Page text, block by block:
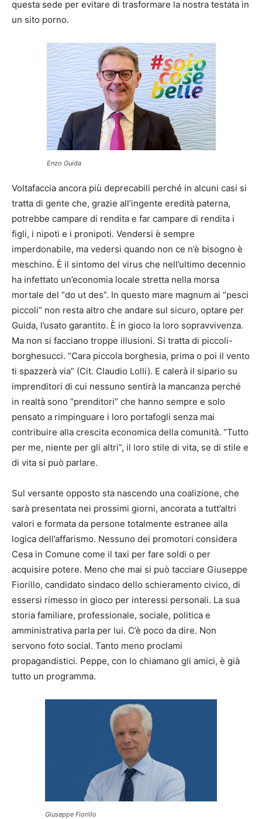
questa sede per evitare di trasformare la nostra testata in
un sito porno.
Enzo Guida
Voltafaccia ancora più deprecabili perché in alcuni casi si
tratta di gente che, grazie all’ingente eredità paterna,
potrebbe campare di rendita e far campare di rendita i
figli, i nipoti e i pronipoti. Vendersi è sempre
imperdonabile, ma vedersi quando non ce n’è bisogno è
meschino. È il sintomo del virus che nell’ultimo decennio
ha infettato un’economia locale stretta nella morsa
mortale del “do ut des”. In questo mare magnum ai “pesci
piccoli” non resta altro che andare sul sicuro, optare per
Guida, l’usato garantito. È in gioco la loro sopravvivenza.
Ma non si facciano troppe illusioni. Si tratta di piccoli-
borghesucci. “Cara piccola borghesia, prima o poi il vento
ti spazzerà via” (Cit. Claudio Lolli). E calerà il sipario su
imprenditori di cui nessuno sentirà la mancanza perché
in realtà sono “prenditori” che hanno sempre e solo
pensato a rimpinguare i loro portafogli senza mai
contribuire alla crescita economica della comunità. “Tutto
per me, niente per gli altri”, il loro stile di vita, se di stile e
di vita si può parlare.
Sul versante opposto sta nascendo una coalizione, che
sarà presentata nei prossimi giorni, ancorata a tutt’altri
valori e formata da persone totalmente estranee alla
logica dell’affarismo. Nessuno dei promotori considera
Cesa in Comune come il taxi per fare soldi o per
acquisire potere. Meno che mai si può tacciare Giuseppe
Fiorillo, candidato sindaco dello schieramento civico, di
essersi rimesso in gioco per interessi personali. La sua
storia familiare, professionale, sociale, politica e
amministrativa parla per lui. C’è poco da dire. Non
servono foto social. Tanto meno proclami
propagandistici. Peppe, con lo chiamano gli amici, è già
tutto un programma.
Giuseppe Fiorillo